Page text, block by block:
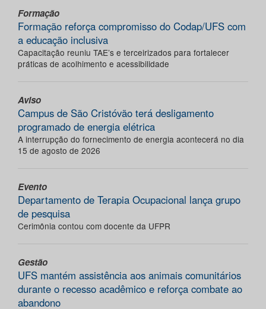
Formação
Formação reforça compromisso do Codap/UFS com
a educação inclusiva
Capacitação reuniu TAE’s e terceirizados para fortalecer
práticas de acolhimento e acessibilidade
Aviso
Campus de São Cristóvão terá desligamento
programado de energia elétrica
A interrupção do fornecimento de energia acontecerá no dia
15 de agosto de 2026
Evento
Departamento de Terapia Ocupacional lança grupo
de pesquisa
Cerimônia contou com docente da UFPR
Gestão
UFS mantém assistência aos animais comunitários
durante o recesso acadêmico e reforça combate ao
abandono